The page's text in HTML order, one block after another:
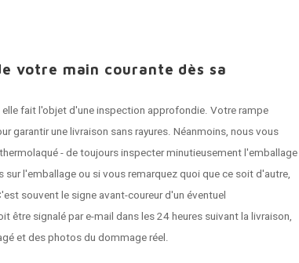
votre main courante dès sa
fait l'objet d'une inspection approfondie. Votre rampe
garantir une livraison sans rayures. Néanmoins, nous vous
- de toujours inspecter minutieusement l'emballage
l'emballage ou si vous remarquez quoi que ce soit d'autre,
souvent le signe avant-coureur d'un éventuel
signalé par e-mail dans les 24 heures suivant la livraison,
et des photos du dommage réel.